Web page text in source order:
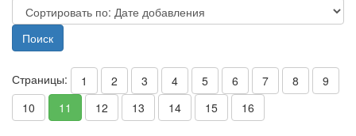
Страницы: 1 2 3 4 5 6 7 8
9
10
11 12 13 14 15 16